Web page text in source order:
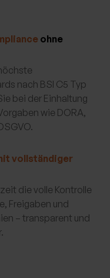
ohne
nach BSI C5 Typ
bei der Einhaltung
wie DORA,
vollständiger
die volle Kontrolle
Freigaben und
– transparent und